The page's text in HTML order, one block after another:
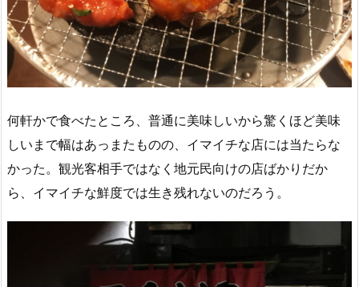
何軒かで食べたところ、普通に美味しいから驚くほど美味
しいまで幅はあっまたものの、イマイチな店には当たらな
かった。観光客相手ではなく地元民向けの店ばかりだか
ら、イマイチな鮮度では生き残れないのだろう。